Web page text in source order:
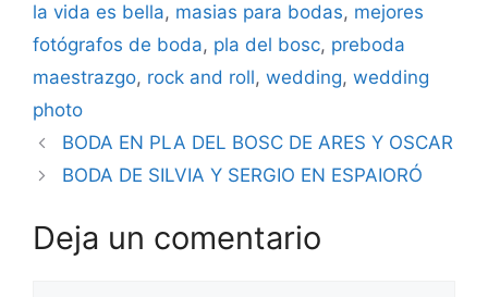
la vida es bella, masias para bodas, mejores
fotógrafos de boda, pla del bosc, preboda
maestrazgo, rock and roll, wedding, wedding
photo
BODA EN PLA DEL BOSC DE ARES Y OSCAR
BODA DE SILVIA Y SERGIO EN ESPAIORÓ
Deja un comentario